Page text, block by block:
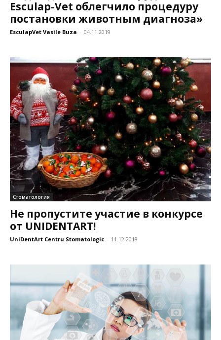
Esculap-Vet облегчило процедуру
постановки животным диагноза»
EsculapVet Vasile Buza - 04.11.2019
Стоматология
Не пропустите участие в конкурсе
от UNIDENTART!
UniDentArt Centru Stomatologic - 11.12.2018